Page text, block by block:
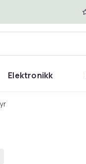
Elektronikk